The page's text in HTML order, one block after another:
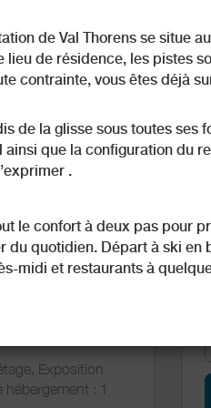
de Val Thorens se situe au
lieu de résidence, les pistes
contrainte, vous êtes déjà
de la glisse sous toutes ses
ainsi que la configuration du
.
le confort à deux pas pour
du quotidien. Départ à ski en
midi et restaurants à
31
Exposition
: 1